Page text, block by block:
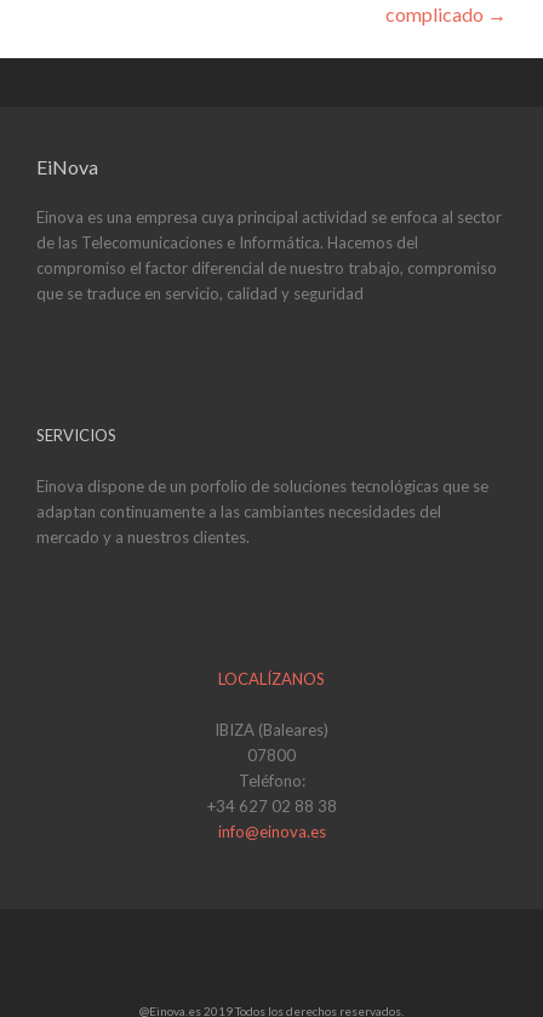
complicado →
EiNova
Einova es una empresa cuya principal actividad se enfoca al sector
de las Telecomunicaciones e Informática. Hacemos del
compromiso el factor diferencial de nuestro trabajo, compromiso
que se traduce en servicio, calidad y seguridad
SERVICIOS
Einova dispone de un porfolio de soluciones tecnológicas que se
adaptan continuamente a las cambiantes necesidades del
mercado y a nuestros clientes.
LOCALÍZANOS
IBIZA (Baleares)
07800
Teléfono:
+34 627 02 88 38
info@einova.es
@Einova.es 2019 Todos los derechos reservados.